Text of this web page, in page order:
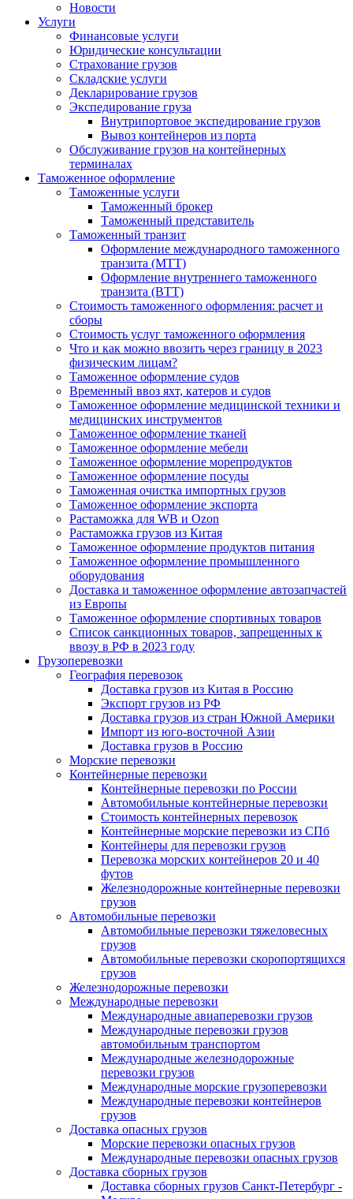
Новости
Услуги
Финансовые услуги
Юридические консультации
Страхование грузов
Складские услуги
Декларирование грузов
Экспедирование груза
Внутрипортовое экспедирование грузов
Вывоз контейнеров из порта
Обслуживание грузов на контейнерных
терминалах
Таможенное оформление
Таможенные услуги
Таможенный брокер
Таможенный представитель
Таможенный транзит
Оформление международного таможенного
транзита (МТТ)
Оформление внутреннего таможенного
транзита (ВТТ)
Стоимость таможенного оформления: расчет и
сборы
Стоимость услуг таможенного оформления
Что и как можно ввозить через границу в 2023
физическим лицам?
Таможенное оформление судов
Временный ввоз яхт, катеров и судов
Таможенное оформление медицинской техники и
медицинских инструментов
Таможенное оформление тканей
Таможенное оформление мебели
Таможенное оформление морепродуктов
Таможенное оформление посуды
Таможенная очистка импортных грузов
Таможенное оформление экспорта
Растаможка для WB и Ozon
Растаможка грузов из Китая
Tаможенное оформление продуктов питания
Таможенное оформление промышленного
оборудования
Доставка и таможенное оформление автозапчастей
из Европы
Таможенное оформление спортивных товаров
Список санкционных товаров, запрещенных к
ввозу в РФ в 2023 году
Грузоперевозки
География перевозок
Доставка грузов из Китая в Россию
Экспорт грузов из РФ
Доставка грузов из стран Южной Америки
Импорт из юго-восточной Азии
Доставка грузов в Россию
Морские перевозки
Контейнерные перевозки
Контейнерные перевозки по России
Автомобильные контейнерные перевозки
Стоимость контейнерных перевозок
Контейнерные морские перевозки из СПб
Контейнеры для перевозки грузов
Перевозка морских контейнеров 20 и 40
футов
Железнодорожные контейнерные перевозки
грузов
Автомобильные перевозки
Автомобильные перевозки тяжеловесных
грузов
Автомобильные перевозки скоропортящихся
грузов
Железнодорожные перевозки
Международные перевозки
Международные авиаперевозки грузов
Международные перевозки грузов
автомобильным транспортом
Международные железнодорожные
перевозки грузов
Международные морские грузоперевозки
Международные перевозки контейнеров
грузов
Доставка опасных грузов
Морские перевозки опасных грузов
Международные перевозки опасных грузов
Доставка сборных грузов
Доставка сборных грузов Санкт-Петербург -